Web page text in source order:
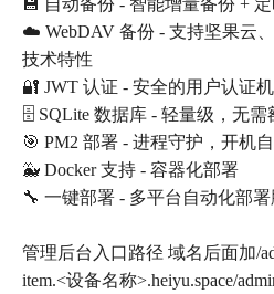
💾 自动备份 - 智能增量备份 +
☁️ WebDAV 备份 - 支持坚果云
技术特性
🔐 JWT 认证 - 安全的用户认证机
🗄️ SQLite 数据库 - 轻量级，无需
🎯 PM2 部署 - 进程守护，开机
🐳 Docker 支持 - 容器化部署
🔧 一键部署 - 多平台自动化部署
管理后台入口路径 域名后面加/
item.<设备名称>.heiyu.space/